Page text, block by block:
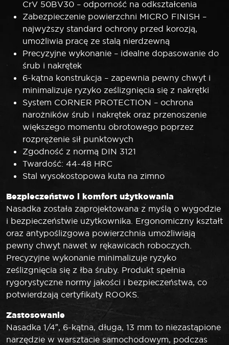
CrV 50BV30 – odporność na odkształcenia
Zabezpieczenie powierzchni MICRO FINISH –
najwyższy standard ochrony przed korozją,
umożliwia pracę ze stalą nierdzewną
Precyzyjne wykonanie – idealne dopasowanie do
śrub i nakrętek
6-kątna konstrukcja – zapewnia pewny chwyt i
minimalizuje ryzyko ześlizgnięcia się z nakrętki
System CORNER PROTECTION – ochrona
narożników śrub i nakrętek oraz przenoszenie
większego momentu obrotowego poprzez
rozprężenie sił punktowych
Zgodność z normą DIN 3121
Twardość: 44-48 HRC
Stal wysokostopowa kuta na zimno
Bezpieczeństwo i komfort użytkowania
Nasadka została zaprojektowana z myślą o wygodzie
i bezpieczeństwie użytkownika. Ergonomiczny kształt
oraz antypoślizgowa powierzchnia umożliwiają
pewny chwyt nawet w rękawicach roboczych.
Precyzyjne wykonanie minimalizuje ryzyko
ześlizgnięcia się z łba śruby. Produkt spełnia
rygorystyczne normy jakości i bezpieczeństwa, co
potwierdzają certyfikaty ROOKS.
Zastosowanie
Nasadka 1/4″, 6-kątna, długa, 13 mm to niezastąpione
narzędzie w warsztacie samochodowym, podczas